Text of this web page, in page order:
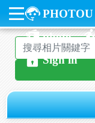
PHOTOU
photo
Sign in